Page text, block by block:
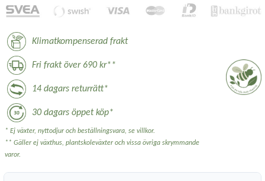
Klimatkompenserad frakt
Fri frakt över 690 kr**
14 dagars returrätt*
30 dagars öppet köp*
* Ej växter, nyttodjur och beställningsvara, se villkor.
** Gäller ej växthus, plantskoleväxter och vissa övriga skrymmande
varor.